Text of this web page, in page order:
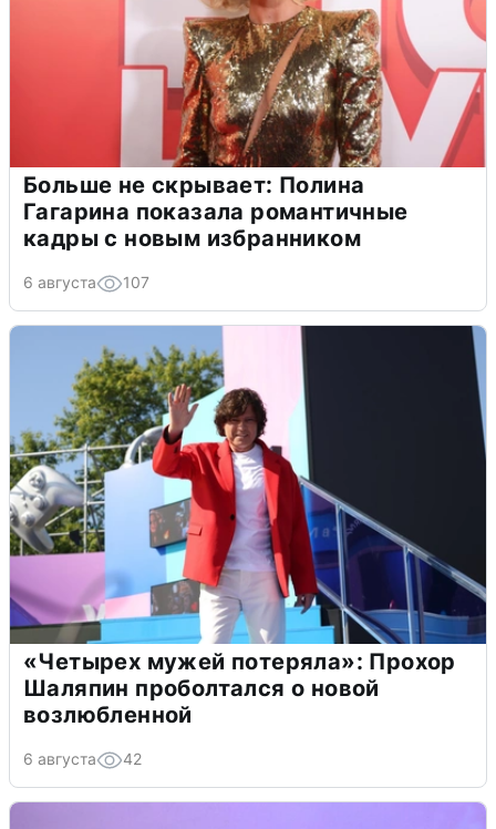
Больше не скрывает: Полина
Гагарина показала романтичные
кадры с новым избранником
6 августа 107
«Четырех мужей потеряла»: Прохор
Шаляпин проболтался о новой
возлюбленной
6 августа 42